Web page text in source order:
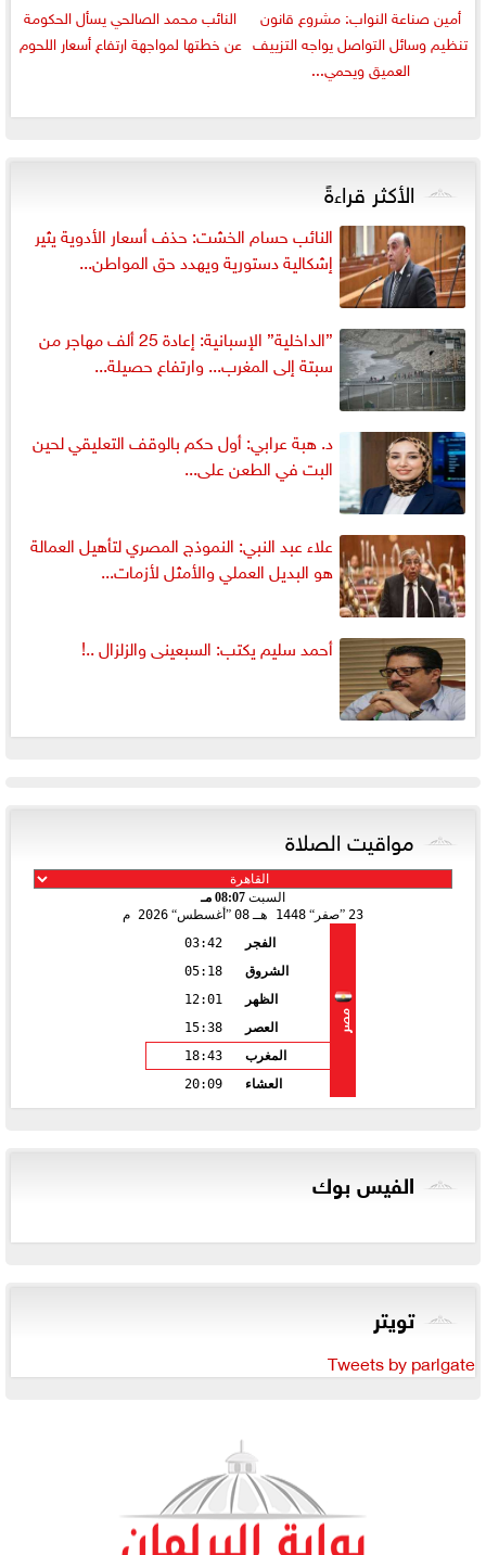
أمين صناعة النواب: مشروع قانون
تنظيم وسائل التواصل يواجه التزييف
العميق ويحمي...
النائب محمد الصالحي يسأل الحكومة
عن خطتها لمواجهة ارتفاع أسعار اللحوم
الأكثر قراءةً
النائب حسام الخشت: حذف أسعار الأدوية يثير
إشكالية دستورية ويهدد حق المواطن...
”الداخلية” الإسبانية: إعادة 25 ألف مهاجر من
سبتة إلى المغرب... وارتفاع حصيلة...
د. هبة عرابي: أول حكم بالوقف التعليقي لحين
البت في الطعن على...
علاء عبد النبي: النموذج المصري لتأهيل العمالة
هو البديل العملي والأمثل لأزمات...
أحمد سليم يكتب: السبعينى والزلزال ..!
مواقيت الصلاة
السبت 08:07 مـ
23 صفر 1448 هـ 08 أغسطس 2026 م
مصر
الفجر
03:42
الشروق
05:18
الظهر
12:01
العصر
15:38
المغرب
18:43
العشاء
20:09
الفيس بوك
تويتر
Tweets by parlgate